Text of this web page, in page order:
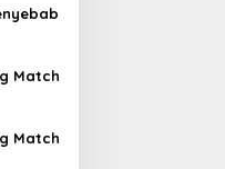
Match
Match